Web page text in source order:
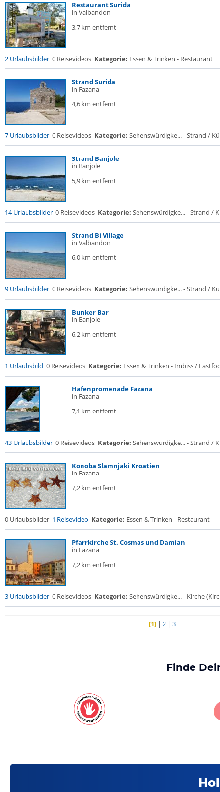
Restaurant Surida
in Valbandon
3,7 km entfernt
2 Urlaubsbilder 0 Reisevideos Kategorie: Essen & Trinken - Restaurant
Strand Surida
in Fazana
4,6 km entfernt
7 Urlaubsbilder 0 Reisevideos Kategorie: Sehenswürdigke... - Strand /
Strand Banjole
in Banjole
5,9 km entfernt
14 Urlaubsbilder 0 Reisevideos Kategorie: Sehenswürdigke... - Strand /
Strand Bi Village
in Valbandon
6,0 km entfernt
9 Urlaubsbilder 0 Reisevideos Kategorie: Sehenswürdigke... - Strand /
Bunker Bar
in Banjole
6,2 km entfernt
1 Urlaubsbild 0 Reisevideos Kategorie: Essen & Trinken - Imbiss /
Hafenpromenade Fazana
in Fazana
7,1 km entfernt
43 Urlaubsbilder 0 Reisevideos Kategorie: Sehenswürdigke... - Strand /
Konoba Slamnjaki Kroatien
in Fazana
7,2 km entfernt
0 Urlaubsbilder 1 Reisevideo Kategorie: Essen & Trinken - Restaurant
Pfarrkirche St. Cosmas und Damian
in Fazana
7,2 km entfernt
3 Urlaubsbilder 0 Reisevideos Kategorie: Sehenswürdigke... - Kirche
[1] |2 |3
Finde